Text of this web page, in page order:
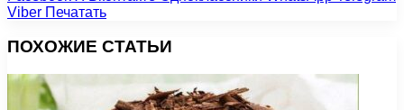
Viber Печатать
ПОХОЖИЕ СТАТЬИ